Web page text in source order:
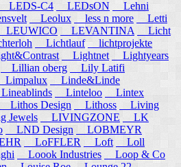
LEDS-C4 LEDsON
Lehni
Leolux less n more
Letti
LEUWICO LEVANTINA
Licht
Lichtlauf lichtprojekte
Lightnet
Lightyears
Lillian oberg
Lily Latifi
Limpalux
Linde&Linde
Linteloo
Lintex
Lithos Design Lithoss
Living
Jewels LIVINGZONE
LK
LND Design
LOBMEYR
LoFFLER Loft
Loll
Loook Industries
Loop & Co